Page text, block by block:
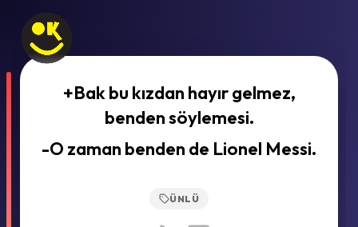
+Bak bu kızdan hayır gelmez,
benden söylemesi.
-O zaman benden de Lionel Messi.
ÜNLÜ